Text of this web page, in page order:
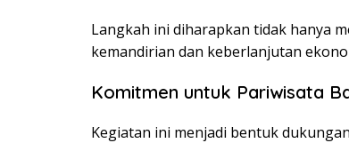
Langkah ini diharapkan tidak hanya
kemandirian dan keberlanjutan
Komitmen untuk Pariwisata
Kegiatan ini menjadi bentuk